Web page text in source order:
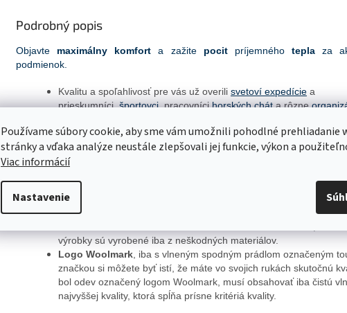
Používame súbory cookie, aby sme vám umožnili pohodlné prehliadanie
stránky a vďaka analýze neustále zlepšovali jej funkcie, výkon a
Viac informácií
Nastavenie
Podrobný popis
Objavte maximálny komfort a zažite pocitpríjemnéhotepla za
podmienok.
Kvalitu a spoľahlivosť pre vás už overili svetoví expedície a
prieskumníci,športovci, pracovnícihorskýchcháta rôzne
100% prírodná merino vlna- hreje aj za mokra
Každý ocení jednoduchúúdržbuŽIADNE ŽEHLENIE A
ČIAPKU
Značka Devold spĺňa prísne kritériá medzinárodného systému
výrobky sú vyrobené iba z neškodných materiálov.
Logo Woolmark , iba s vlneným spodným prádlom označeným
značkou si môžete byť istí, že máte vo svojich rukách skutočnú
bol odev označený logom Woolmark, musí obsahovať iba čistú
najvyššej kvality, ktorá spĺňa prísne kritériá kvality.